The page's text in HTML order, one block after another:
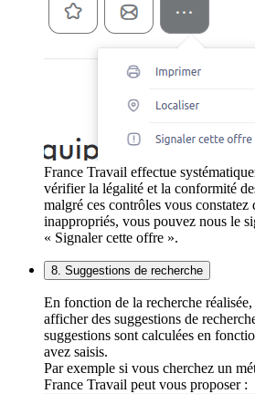
France Travail effectue
vérifier la légalité et la conformité
malgré ces contrôles vous constatez
inappropriés, vous pouvez nous le
« Signaler cette offre ».
8. Suggestions de recherche
En fonction de la recherche
afficher des suggestions de
suggestions sont calculées en
avez saisis.
Par exemple si vous cherchez un
France Travail peut vous proposer :